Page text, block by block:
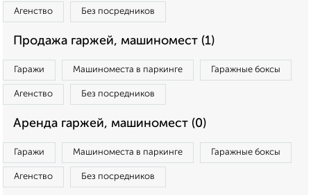
Агенство Без посредников
Продажа гаржей, машиномест (1)
Гаражи Машиноместа в паркинге Гаражные боксы
Агенство Без посредников
Аренда гаржей, машиномест (0)
Гаражи Машиноместа в паркинге Гаражные боксы
Агенство Без посредников